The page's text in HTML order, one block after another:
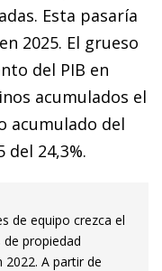
Esta pasaría
2025. El grueso
del PIB en
acumulados el
acumulado del
del 24,3%.
de equipo crezca el
propiedad
2022. A partir de